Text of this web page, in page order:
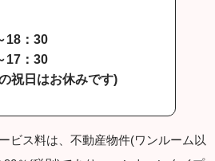
18 ： 30
17 ：30
祝日はお休みです)
ビス料は、不動産物件(ワンルーム以